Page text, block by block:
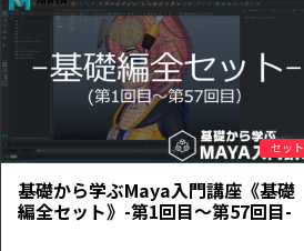
セット
基礎から学ぶMaya入門講座《基礎
編全セット》-第1回目～第57回目-